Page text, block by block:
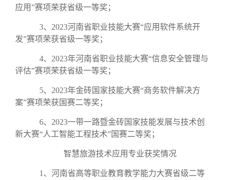
应用”赛项荣获省级一等奖；
3、2023河南省职业技能大赛“应用软件系统开
发”赛项荣获省级一等奖；
4、2023年河南省职业技能大赛“信息安全管理与
评估”赛项荣获省级一等奖；
5、2023年金砖国家技能大赛“商务软件解决方
案”赛项荣获国赛二等奖；
6、2023一带一路暨金砖国家技能发展与技术创
新大赛“人工智能工程技术”国赛二等奖；
智慧旅游技术应用专业获奖情况
1、河南省高等职业教育教学能力大赛省级二等